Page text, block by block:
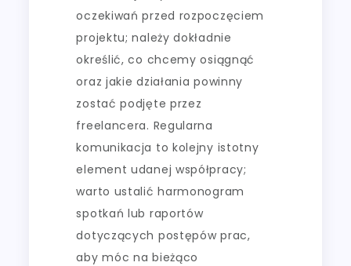
oczekiwań przed rozpoczęciem
projektu; należy dokładnie
określić, co chcemy osiągnąć
oraz jakie działania powinny
zostać podjęte przez
freelancera. Regularna
komunikacja to kolejny istotny
element udanej współpracy;
warto ustalić harmonogram
spotkań lub raportów
dotyczących postępów prac,
aby móc na bieżąco